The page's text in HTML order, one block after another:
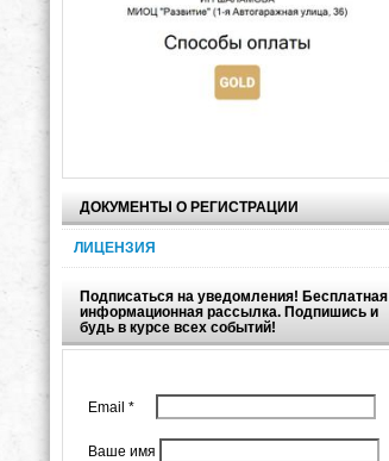
ДОКУМЕНТЫ О РЕГИСТРАЦИИ
ЛИЦЕНЗИЯ
Подписаться на уведомления! Бесплатная
информационная рассылка. Подпишись и
будь в курсе всех событий!
Email *
Ваше имя